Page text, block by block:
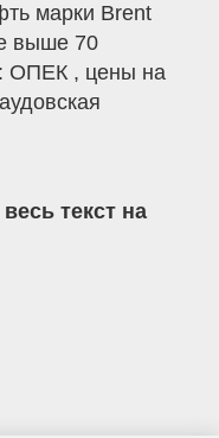
марки Brent
выше 70
ОПЕК , цены на
текст на